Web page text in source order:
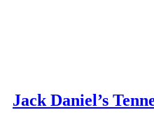
Jack Daniel’s